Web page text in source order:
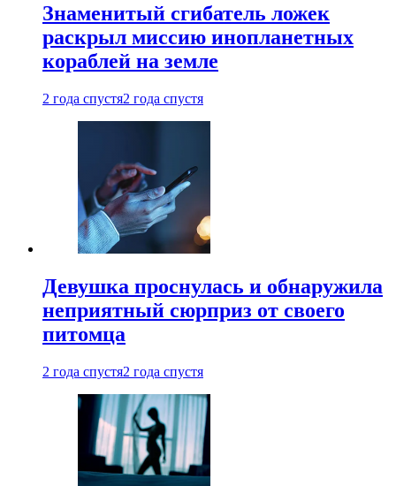
Знаменитый сгибатель ложек
раскрыл миссию инопланетных
кораблей на земле
2 года спустя2 года спустя
Девушка проснулась и обнаружила
неприятный сюрприз от своего
питомца
2 года спустя2 года спустя